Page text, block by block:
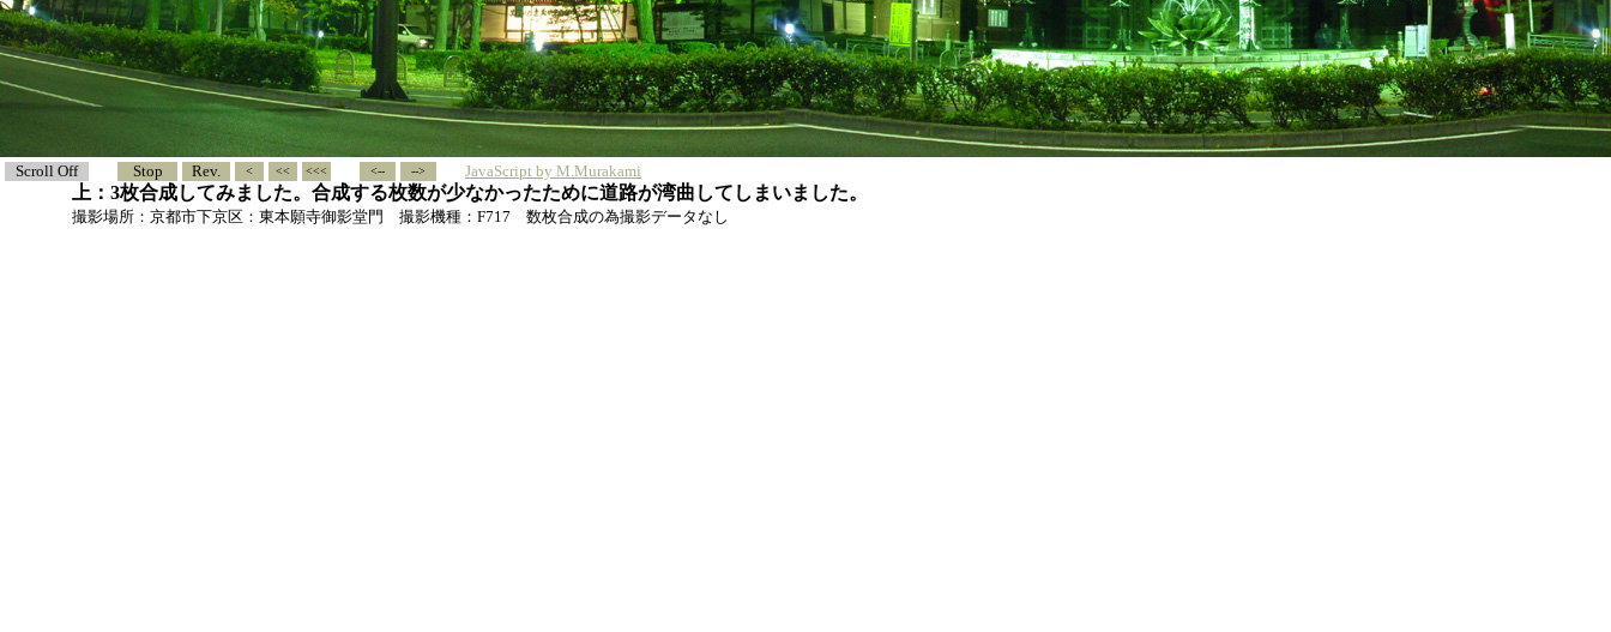
Scroll Off Stop Rev. > >> >>> <-- --> JavaScript by M.Murakami
上：3枚合成してみました。合成する枚数が少なかったために道路が湾曲してしまいました。
撮影場所：京都市下京区：東本願寺御影堂門 撮影機種：F717 数枚合成の為撮影データなし